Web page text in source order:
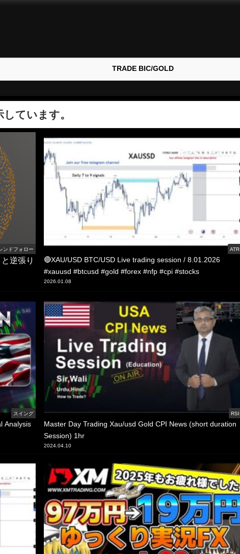
TRADE BIC/GOLD
ています。
ンドフォロー
逆張り
ATR
🔴XAU/USD BTC/USD Live trading session / 8.01.2026
#xauusd #btcusd #gold #forex #nfp #cpi #stocks
2026.01.08
スイング
Analysis
RSI
Master Day Trading Xau/usd Gold CPI News (short duration
Session) 1hr
2024.04.10